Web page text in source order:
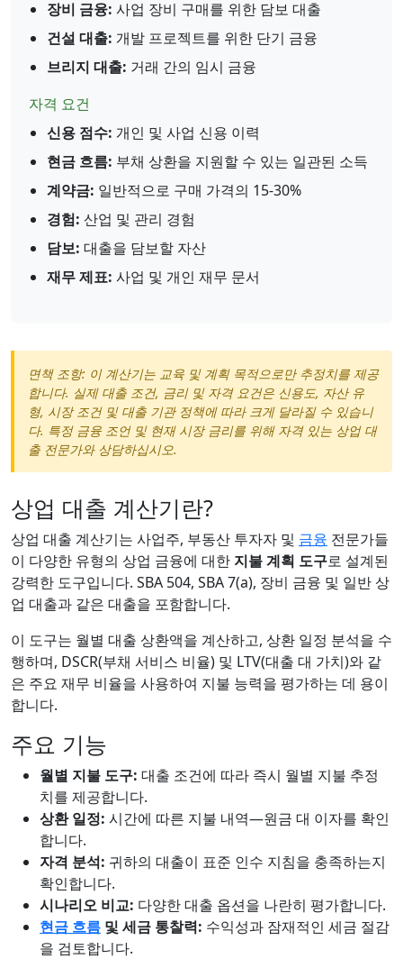
장비 금융: 사업 장비 구매를 위한 담보 대출
건설 대출: 개발 프로젝트를 위한 단기 금융
브리지 대출: 거래 간의 임시 금융
자격 요건
신용 점수: 개인 및 사업 신용 이력
현금 흐름: 부채 상환을 지원할 수 있는 일관된 소득
계약금: 일반적으로 구매 가격의 15-30%
경험: 산업 및 관리 경험
담보: 대출을 담보할 자산
재무 제표: 사업 및 개인 재무 문서
면책 조항: 이 계산기는 교육 및 계획 목적으로만 추정치를 제공
합니다. 실제 대출 조건, 금리 및 자격 요건은 신용도, 자산 유
형, 시장 조건 및 대출 기관 정책에 따라 크게 달라질 수 있습니
다. 특정 금융 조언 및 현재 시장 금리를 위해 자격 있는 상업 대
출 전문가와 상담하십시오.
상업 대출 계산기란?
상업 대출 계산기는 사업주, 부동산 투자자 및 금융 전문가들
이 다양한 유형의 상업 금융에 대한 지불 계획 도구로 설계된
강력한 도구입니다. SBA 504, SBA 7(a), 장비 금융 및 일반 상
업 대출과 같은 대출을 포함합니다.
이 도구는 월별 대출 상환액을 계산하고, 상환 일정 분석을 수
행하며, DSCR(부채 서비스 비율) 및 LTV(대출 대 가치)와 같
은 주요 재무 비율을 사용하여 지불 능력을 평가하는 데 용이
합니다.
주요 기능
월별 지불 도구: 대출 조건에 따라 즉시 월별 지불 추정
치를 제공합니다.
상환 일정: 시간에 따른 지불 내역—원금 대 이자를 확인
합니다.
자격 분석: 귀하의 대출이 표준 인수 지침을 충족하는지
확인합니다.
시나리오 비교: 다양한 대출 옵션을 나란히 평가합니다.
현금 흐름 및 세금 통찰력: 수익성과 잠재적인 세금 절감
을 검토합니다.